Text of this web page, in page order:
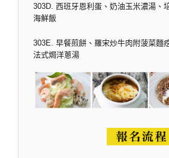
303D. 西班牙恩利蛋、奶油玉米濃湯、
海鮮飯
303E. 早餐煎餅、羅宋炒牛肉附菠菜麵
法式焗洋蔥湯